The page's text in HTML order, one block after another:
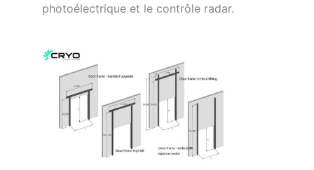
photoélectrique et le contrôle radar.